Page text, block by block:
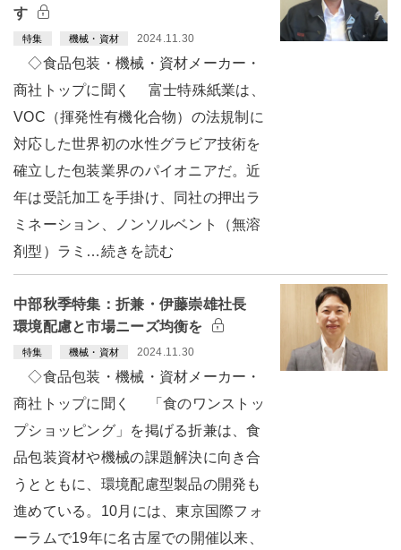
す
特集 機械・資材 2024.11.30
◇食品包装・機械・資材メーカー・
商社トップに聞く 富士特殊紙業は、
VOC（揮発性有機化合物）の法規制に
対応した世界初の水性グラビア技術を
確立した包装業界のパイオニアだ。近
年は受託加工を手掛け、同社の押出ラ
ミネーション、ノンソルベント（無溶
剤型）ラミ…続きを読む
中部秋季特集：折兼・伊藤崇雄社長
環境配慮と市場ニーズ均衡を
特集 機械・資材 2024.11.30
◇食品包装・機械・資材メーカー・
商社トップに聞く 「食のワンストッ
プショッピング」を掲げる折兼は、食
品包装資材や機械の課題解決に向き合
うとともに、環境配慮型製品の開発も
進めている。10月には、東京国際フォ
ーラムで19年に名古屋での開催以来、